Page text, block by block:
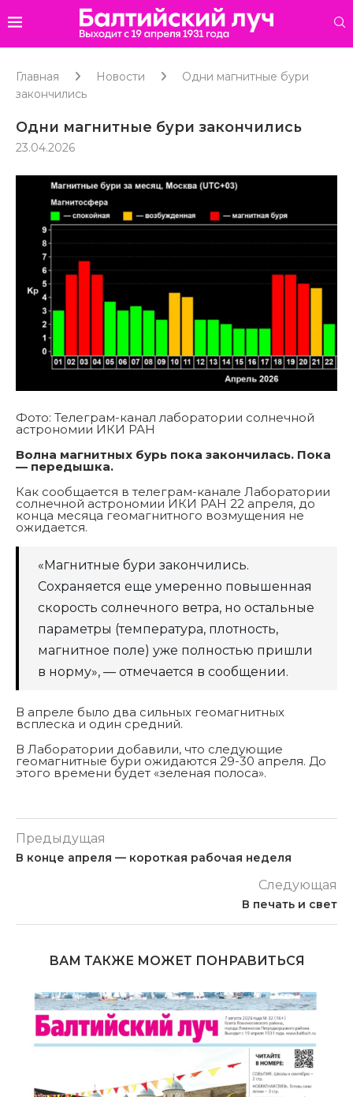
Главная Новости
Одни магнитные бури
закончились
Одни магнитные бури закончились
23.04.2026
Фото: Телеграм-канал лаборатории солнечной
астрономии ИКИ РАН
Волна магнитных бурь пока закончилась. Пока
— передышка.
Как сообщается в телеграм-канале Лаборатории
солнечной астрономии ИКИ РАН 22 апреля, до
конца месяца геомагнитного возмущения не
ожидается.
«Магнитные бури закончились.
Сохраняется еще умеренно повышенная
скорость солнечного ветра, но остальные
параметры (температура, плотность,
магнитное поле) уже полностью пришли
в норму», — отмечается в сообщении.
В апреле было два сильных геомагнитных
всплеска и один средний.
В Лаборатории добавили, что следующие
геомагнитные бури ожидаются 29-30 апреля. До
этого времени будет «зеленая полоса».
Предыдущая
В конце апреля — короткая рабочая неделя
Следующая
В печать и свет
ВАМ ТАКЖЕ МОЖЕТ ПОНРАВИТЬСЯ